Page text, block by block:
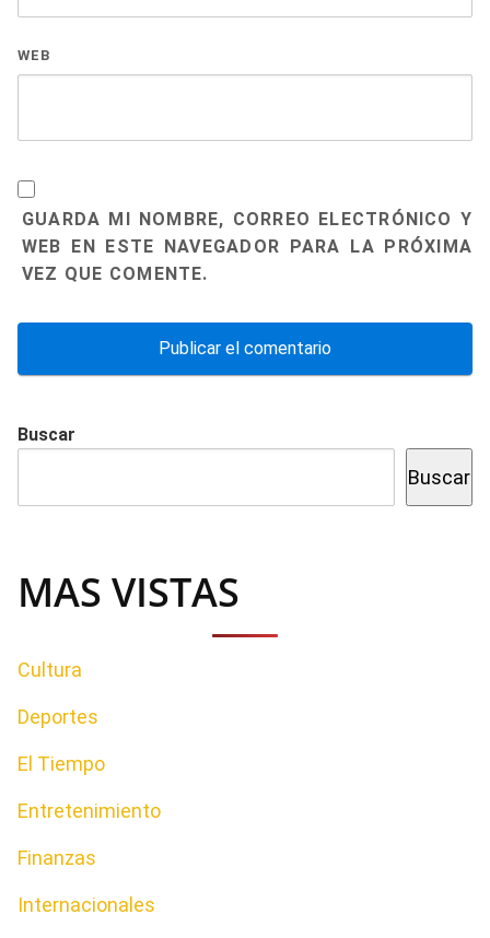
WEB
GUARDA MI NOMBRE, CORREO ELECTRÓNICO Y
WEB EN ESTE NAVEGADOR PARA LA PRÓXIMA
VEZ QUE COMENTE.
Buscar
Buscar
MAS VISTAS
Cultura
Deportes
El Tiempo
Entretenimiento
Finanzas
Internacionales